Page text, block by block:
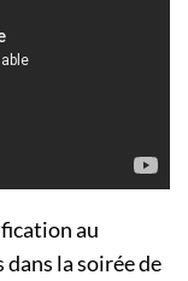
au
la soirée de